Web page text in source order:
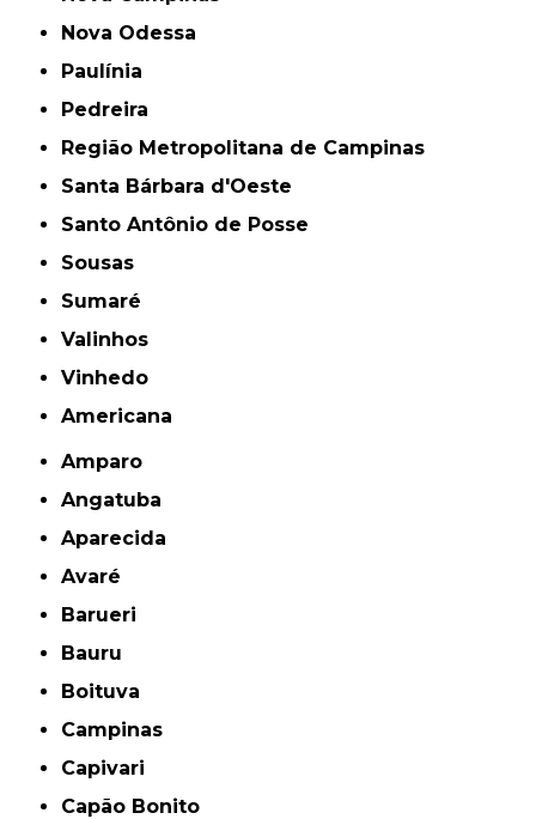
Nova Odessa
Paulínia
Pedreira
Região Metropolitana de Campinas
Santa Bárbara d'Oeste
Santo Antônio de Posse
Sousas
Sumaré
Valinhos
Vinhedo
americana
Amparo
Angatuba
Aparecida
Avaré
Barueri
Bauru
Boituva
Campinas
Capivari
Capão Bonito